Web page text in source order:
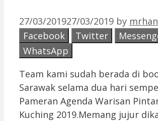
27/03/201927/03/2019 by
Facebook
Twitter
WhatsApp
Team kami sudah berada di
Sarawak selama dua hari
Pameran Agenda Warisan
Kuching 2019.Memang jujur